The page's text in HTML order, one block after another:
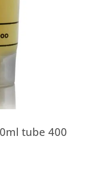
tube 400